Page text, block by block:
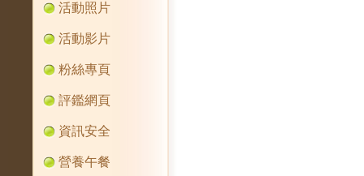
活動照片
活動影片
粉絲專頁
評鑑網頁
資訊安全
營養午餐